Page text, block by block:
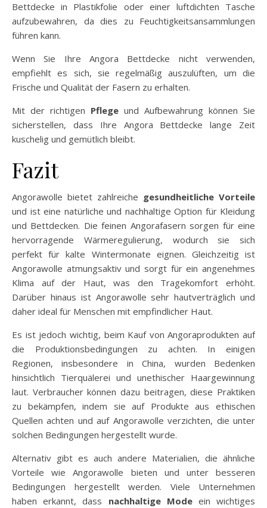
Bettdecke in Plastikfolie oder einer luftdichten Tasche
aufzubewahren, da dies zu Feuchtigkeitsansammlungen
führen kann.
Wenn Sie Ihre Angora Bettdecke nicht verwenden,
empfiehlt es sich, sie regelmäßig auszulüften, um die
Frische und Qualität der Fasern zu erhalten.
Mit der richtigen Pflege und Aufbewahrung können Sie
sicherstellen, dass Ihre Angora Bettdecke lange Zeit
kuschelig und gemütlich bleibt.
Fazit
Angorawolle bietet zahlreiche gesundheitliche Vorteile
und ist eine natürliche und nachhaltige Option für Kleidung
und Bettdecken. Die feinen Angorafasern sorgen für eine
hervorragende Wärmeregulierung, wodurch sie sich
perfekt für kalte Wintermonate eignen. Gleichzeitig ist
Angorawolle atmungsaktiv und sorgt für ein angenehmes
Klima auf der Haut, was den Tragekomfort erhöht.
Darüber hinaus ist Angorawolle sehr hautverträglich und
daher ideal für Menschen mit empfindlicher Haut.
Es ist jedoch wichtig, beim Kauf von Angoraprodukten auf
die Produktionsbedingungen zu achten. In einigen
Regionen, insbesondere in China, wurden Bedenken
hinsichtlich Tierquälerei und unethischer Haargewinnung
laut. Verbraucher können dazu beitragen, diese Praktiken
zu bekämpfen, indem sie auf Produkte aus ethischen
Quellen achten und auf Angorawolle verzichten, die unter
solchen Bedingungen hergestellt wurde.
Alternativ gibt es auch andere Materialien, die ähnliche
Vorteile wie Angorawolle bieten und unter besseren
Bedingungen hergestellt werden. Viele Unternehmen
haben erkannt, dass nachhaltige Modeein wichtiges